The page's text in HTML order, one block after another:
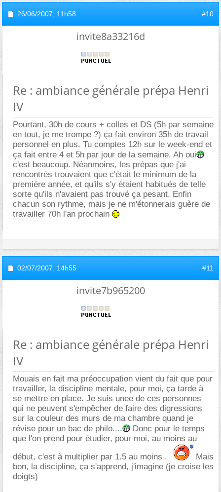
26/06/2007, 11h58 #10
invite8a33216d
Re : ambiance générale prépa Henri
IV
Pourtant, 30h de cours + colles et DS (5h par semaine
en tout, je me trompe ?) ça fait environ 35h de travail
personnel en plus. Tu comptes 12h sur le week-end et
ça fait entre 4 et 5h par jour de la semaine. Ah oui
c'est beaucoup. Néanmoins, les prépas que j'ai
rencontrés trouvaient que c'était le minimum de la
première année, et qu'ils s'y étaient habitués de telle
sorte qu'ils n'avaient pas trouvé ça pesant. Enfin
chacun son rythme, mais je ne m'étonnerais guère de
travailler 70h l'an prochain
02/07/2007, 14h55 #11
invite7b965200
Re : ambiance générale prépa Henri
IV
Mouais en fait ma préoccupation vient du fait que pour
travailler, la discipline mentale, pour moi, ça tarde à
se mettre en place. Je suis unee de ces personnes
qui ne peuvent s'empêcher de faire des digressions
sur la couleur des murs de ma chambre quand je
révise pour un bac de philo....
Donc pour le temps
que l'on prend pour étudier, pour moi, au moins au
début, c'est à multiplier par 1.5 au moins .
Mais
bon, la discipline, ça s'apprend, j'imagine (je croise les
doigts)